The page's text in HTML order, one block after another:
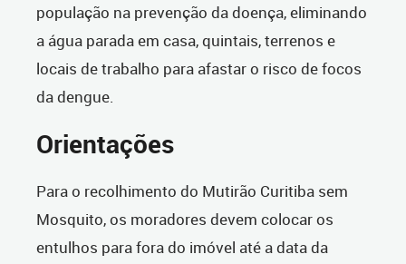
população na prevenção da doença, eliminando
a água parada em casa, quintais, terrenos e
locais de trabalho para afastar o risco de focos
da dengue.
Orientações
Para o recolhimento do Mutirão Curitiba sem
Mosquito, os moradores devem colocar os
entulhos para fora do imóvel até a data da